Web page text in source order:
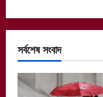
সর্বশেষ সংবাদ